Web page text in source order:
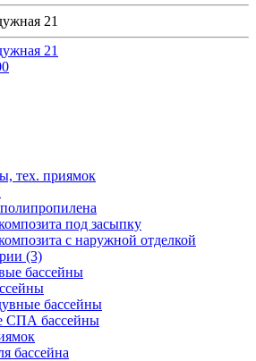
21
21
тех. приямок
под засыпку
с наружной отделкой
(3)
бассейны
бассейны
СПА бассейны
бассейна